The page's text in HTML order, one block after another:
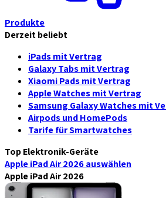
Produkte
Derzeit beliebt
iPads mit Vertrag
Galaxy Tabs mit Vertrag
Xiaomi Pads mit Vertrag
Apple Watches mit Vertrag
Samsung Galaxy Watches mit
Airpods und HomePods
Tarife für Smartwatches
Top Elektronik-Geräte
Apple iPad Air 2026auswählen
Apple iPad Air 2026